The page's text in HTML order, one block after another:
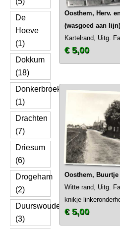
De
Hoeve
(1)
Dokkum
(18)
Donkerbroek
(1)
Drachten
(7)
Driesum
(6)
Drogeham
(2)
Duurswoude
(3)
Oosthem, Herv.
(wasgoed aan lijn)
Kartelrand, Uitg.
€ 5,00
Oosthem, Buurtje
Witte rand, Uitg.
knikje
€ 5,00